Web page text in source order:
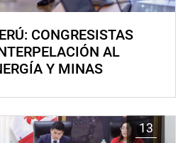
CONGRESISTAS
AL
Y MINAS
13